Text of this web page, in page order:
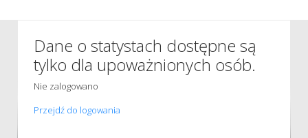
Dane o statystach dostępne są
tylko dla upoważnionych osób.
Nie zalogowano
Przejdź do logowania